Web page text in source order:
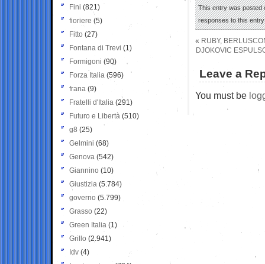
This entry was posted
responses to this
« RUBY,
DJOKOVIC
Leave a
You must be
Fini (821)
fioriere (5)
Fitto (27)
Fontana di Trevi (1)
Formigoni (90)
Forza Italia (596)
frana (9)
Fratelli d'Italia (291)
Futuro e Libertà (510)
g8 (25)
Gelmini (68)
Genova (542)
Giannino (10)
Giustizia (5.784)
governo (5.799)
Grasso (22)
Green Italia (1)
Grillo (2.941)
Idv (4)